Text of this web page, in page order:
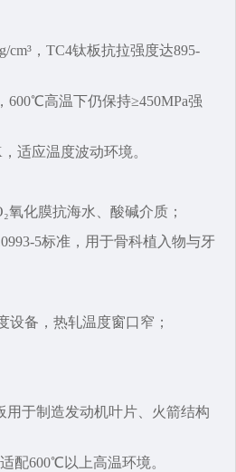
cm³，TC4钛板抗拉强度达895-
600℃高温下仍保持≥450MPa强
适应温度波动环境。
氧化膜抗海水、酸碱介质；
5标准，用于骨科植入物与牙
设备，热轧温度窗口窄；
用于制造发动机叶片、火箭结构
配600℃以上高温环境。